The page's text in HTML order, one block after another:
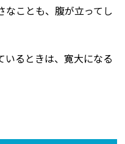
なことも、腹が立ってし
いるときは、寛大になる